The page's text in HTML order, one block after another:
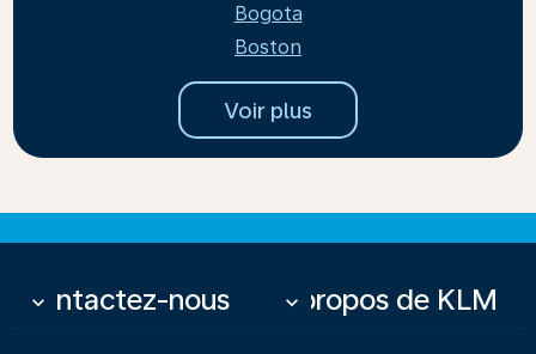
Bogota
Boston
Voir plus
Contactez-nous
keyboard_arrow_down À propos de KLM
keyboard_arrow_down